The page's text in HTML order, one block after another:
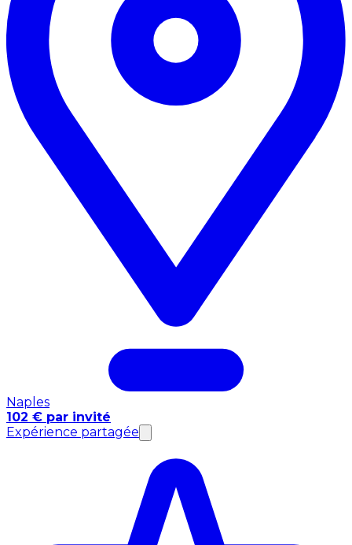
Naples
102 € par invité
Expérience partagée